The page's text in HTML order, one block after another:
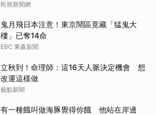
民視新聞網
鬼月飛日本注意！東京鬧區竟藏「猛鬼大
樓」已奪14命
EBC 東森新聞
立秋到！命理師：這16天人脈決定機會 想
改運這樣做
藝點新聞
有一種餓叫做海豚覺得你餓 他站在岸邊